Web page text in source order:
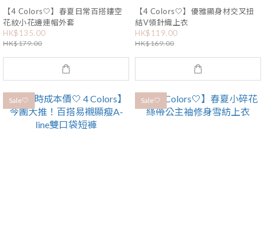
【4 Colors🤍】春夏日常百搭鏤空
花紋小花邊連帽外套
HK$135.00
HK$179.00
【4 Colors🤍】優雅顯身材交叉扭
結V領針織上衣
HK$119.00
HK$169.00
Sale🤍 Sale🤍